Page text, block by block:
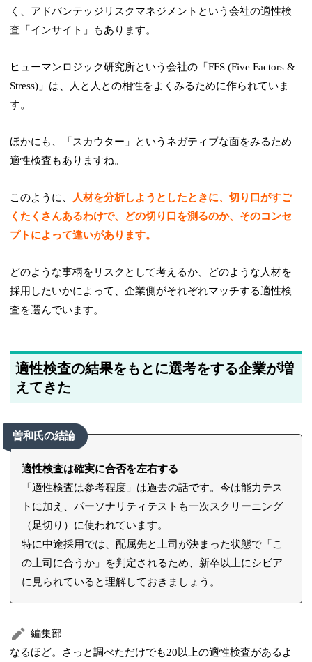
く、アドバンテッジリスクマネジメントという会社の適性検
査「インサイト」もあります。
ヒューマンロジック研究所という会社の「FFS (Five Factors &
Stress)」は、人と人との相性をよくみるために作られていま
す。
ほかにも、「スカウター」というネガティブな面をみるため
適性検査もありますね。
このように、
人材を分析しようとしたときに、切り口がすご
くたくさんあるわけで、どの切り口を測るのか、そのコンセ
プトによって違いがあります。
どのような事柄をリスクとして考えるか、どのような人材を
採用したいかによって、企業側がそれぞれマッチする適性検
査を選んでいます。
適性検査の結果をもとに選考をする企業が増
えてきた
曽和氏の結論
適性検査は確実に合否を左右する
「適性検査は参考程度」は過去の話です。今は能力テス
トに加え、パーソナリティテストも一次スクリーニング
（足切り）に使われています。
特に中途採用では、配属先と上司が決まった状態で「こ
の上司に合うか」を判定されるため、新卒以上にシビア
に見られていると理解しておきましょう。
編集部
なるほど。さっと調べただけでも20以上の適性検査があるよ